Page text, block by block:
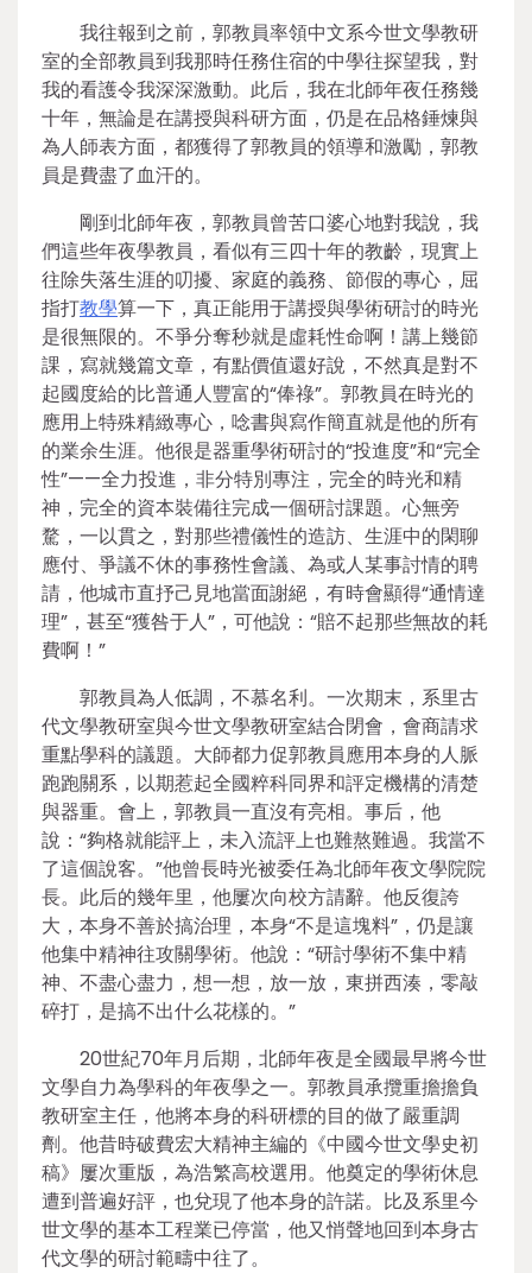
我往報到之前，郭教員率領中文系今世文學教研
室的全部教員到我那時任務住宿的中學往探望我，對
我的看護令我深深激動。此后，我在北師年夜任務幾
十年，無論是在講授與科研方面，仍是在品格錘煉與
為人師表方面，都獲得了郭教員的領導和激勵，郭教
員是費盡了血汗的。
剛到北師年夜，郭教員曾苦口婆心地對我說，我
們這些年夜學教員，看似有三四十年的教齡，現實上
往除失落生涯的叨擾、家庭的義務、節假的專心，屈
指打教學算一下，真正能用于講授與學術研討的時光
是很無限的。不爭分奪秒就是虛耗性命啊！講上幾節
課，寫就幾篇文章，有點價值還好說，不然真是對不
起國度給的比普通人豐富的“俸祿”。郭教員在時光的
應用上特殊精緻專心，唸書與寫作簡直就是他的所有
的業余生涯。他很是器重學術研討的“投進度”和“完全
性”——全力投進，非分特別專注，完全的時光和精
神，完全的資本裝備往完成一個研討課題。心無旁
騖，一以貫之，對那些禮儀性的造訪、生涯中的閑聊
應付、爭議不休的事務性會議、為或人某事討情的聘
請，他城市直抒己見地當面謝絕，有時會顯得“通情達
理”，甚至“獲咎于人”，可他說：“賠不起那些無故的耗
費啊！”
郭教員為人低調，不慕名利。一次期末，系里古
代文學教研室與今世文學教研室結合閉會，會商請求
重點學科的議題。大師都力促郭教員應用本身的人脈
跑跑關系，以期惹起全國粹科同界和評定機構的清楚
與器重。會上，郭教員一直沒有亮相。事后，他
說：“夠格就能評上，未入流評上也難熬難過。我當不
了這個說客。”他曾長時光被委任為北師年夜文學院院
長。此后的幾年里，他屢次向校方請辭。他反復誇
大，本身不善於搞治理，本身“不是這塊料”，仍是讓
他集中精神往攻關學術。他說：“研討學術不集中精
神、不盡心盡力，想一想，放一放，東拼西湊，零敲
碎打，是搞不出什么花樣的。”
20世紀70年月后期，北師年夜是全國最早將今世
文學自力為學科的年夜學之一。郭教員承攬重擔擔負
教研室主任，他將本身的科研標的目的做了嚴重調
劑。他昔時破費宏大精神主編的《中國今世文學史初
稿》屢次重版，為浩繁高校選用。他奠定的學術休息
遭到普遍好評，也兌現了他本身的許諾。比及系里今
世文學的基本工程業已停當，他又悄聲地回到本身古
代文學的研討範疇中往了。